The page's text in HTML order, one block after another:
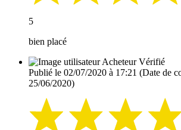
5
bien placé
Acheteur Vérifié
Publié le 02/07/2020 à 17:21 (Date de
25/06/2020)